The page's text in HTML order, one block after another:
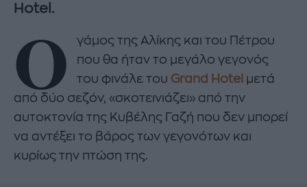
Hotel.
Ο
γάμος της Αλίκης και του Πέτρου
που θα ήταν το μεγάλο γεγονός
του φινάλε του Grand Hotel μετά
από δύο σεζόν, «σκοτεινιάζει» από την
αυτοκτονία της Κυβέλης Γαζή που δεν μπορεί
να αντέξει το βάρος των γεγονότων και
κυρίως την πτώση της.